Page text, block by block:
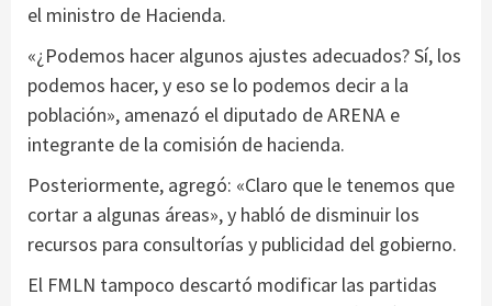
el ministro de Hacienda.
«¿Podemos hacer algunos ajustes adecuados? Sí, los
podemos hacer, y eso se lo podemos decir a la
población», amenazó el diputado de ARENA e
integrante de la comisión de hacienda.
Posteriormente, agregó: «Claro que le tenemos que
cortar a algunas áreas», y habló de disminuir los
recursos para consultorías y publicidad del gobierno.
El FMLN tampoco descartó modificar las partidas